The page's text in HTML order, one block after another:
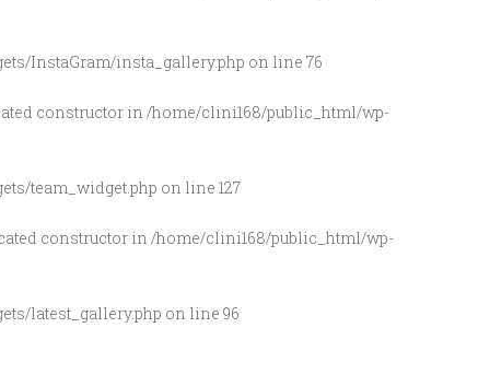
InstaGram/insta_gallery.php on line 76
constructor in /home/clini168/public_html/wp-
team_widget.php on line 127
constructor in /home/clini168/public_html/wp-
latest_gallery.php on line 96